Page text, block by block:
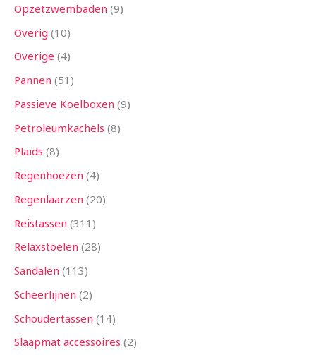
Opzetzwembaden 9
Overig 10
Overige 4
Pannen 51
Passieve Koelboxen 9
Petroleumkachels 8
Plaids 8
Regenhoezen 4
Regenlaarzen 20
Reistassen 311
Relaxstoelen 28
Sandalen 113
Scheerlijnen 2
Schoudertassen 14
Slaapmat accessoires 2